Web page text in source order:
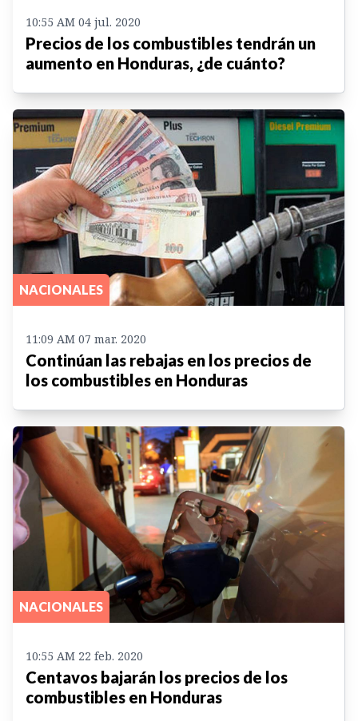
10:55 AM 04 jul. 2020
Precios de los combustibles tendrán un
aumento en Honduras, ¿de cuánto?
NACIONALES
11:09 AM 07 mar. 2020
Continúan las rebajas en los precios de
los combustibles en Honduras
NACIONALES
10:55 AM 22 feb. 2020
Centavos bajarán los precios de los
combustibles en Honduras